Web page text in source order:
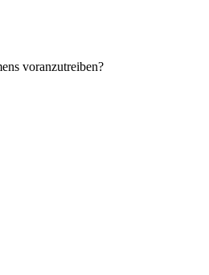
voranzutreiben?